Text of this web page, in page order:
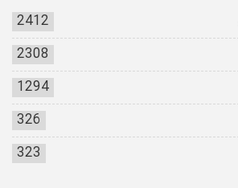
2412
2308
1294
326
323